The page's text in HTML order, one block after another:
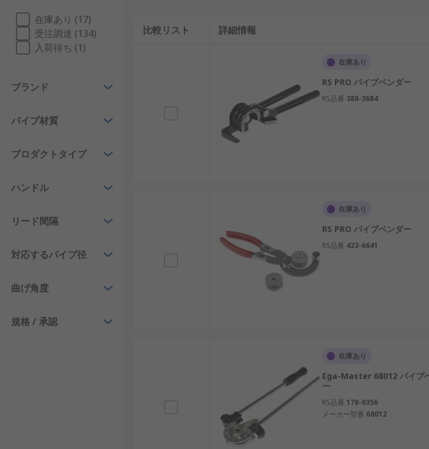
パイプやチューブを曲げる場合には、 曲げるパイプのサイズに応じて適切なシューを用意す
んで破損することもなくなります。 一部の菅曲げ機は、 銅などの特定の素材を対象に設計さ
デューティな屈曲が必要な場合にも対応できます。
4.75 mmから、 25 mmの範囲の チューブをお探しの場合、 RS コンポーネンツでは、当社が
在庫あり (17)
受注調達 (134)
入荷待ち (1)
ブランド
パイプ材質
プロダクトタイプ
ハンドル
リード間隔
対応するパイプ径
曲げ角度
規格 / 承認
比較リスト 詳細情報
在庫あり
RS PRO パイプベンダー
RS品番 388-3684
在庫あり
RS PRO パイプベンダー
RS品番 423-6641
在庫あり
Ega-Master 68012 パイプ
ー
RS品番 178-0356
メーカー型番 68012